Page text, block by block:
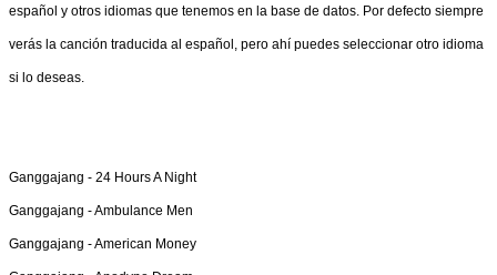
español y otros idiomas que tenemos en la base de datos. Por defecto siempre
verás la canción traducida al español, pero ahí puedes seleccionar otro idioma
si lo deseas.
Ganggajang - 24 Hours A Night
Ganggajang -Ambulance Men
Ganggajang -American Money